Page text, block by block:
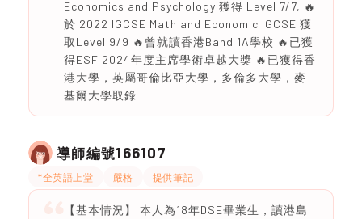
Economics and Psychology 獲得 Level 7/7, 🔥
於 2022 IGCSE Math and Economic IGCSE 獲
取Level 9/9 🔥曾就讀香港Band 1A學校 🔥已獲
得ESF 2024年度主席學術卓越大獎 🔥已獲得香
港大學，英屬哥倫比亞大學，多倫多大學，麥
基爾大學取錄
導師編號166107
*全英語上堂 嚴格 提供筆記
【基本情況】 本人為18年DSE畢業生，讀港島